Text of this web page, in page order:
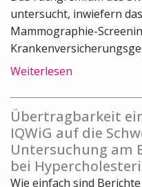
untersucht, inwiefern
Mammographie-
Weiterlesen
Übertragbarkeit
IQWiG auf die
Untersuchung am
bei
Wie einfach sind